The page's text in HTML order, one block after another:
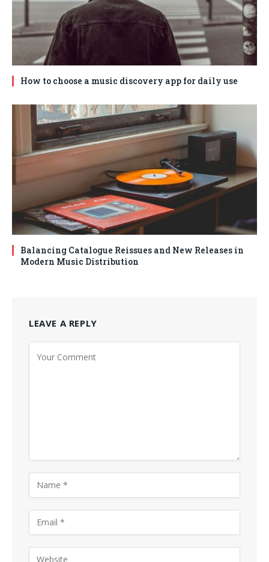
How to choose a music discovery app for daily use
Balancing Catalogue Reissues and New Releases in
Modern Music Distribution
LEAVE A REPLY